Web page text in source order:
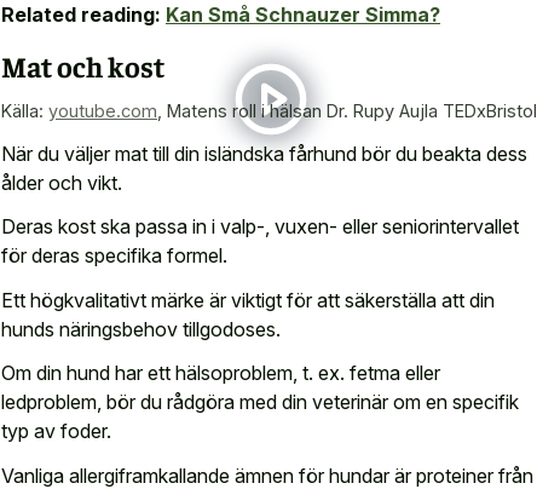
Related reading: Kan Små Schnauzer Simma?
Mat och kost
Källa: youtube.com Matens roll i hälsan Dr. Rupy Aujla TEDxBristol
När du väljer mat till din isländska fårhund bör du beakta dess
ålder och vikt.
Deras kost ska passa in i valp-, vuxen- eller seniorintervallet
för deras specifika formel.
Ett högkvalitativt märke är viktigt för att säkerställa att din
hunds näringsbehov tillgodoses.
Om din hund har ett hälsoproblem, t. ex. fetma eller
ledproblem, bör du rådgöra med din veterinär om en specifik
typ av foder.
Vanliga allergiframkallande ämnen för hundar är proteiner från